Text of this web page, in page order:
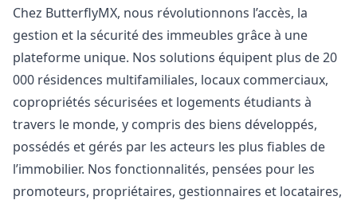
Chez ButterflyMX, nous révolutionnons l’accès, la
gestion et la sécurité des immeubles grâce à une
plateforme unique. Nos solutions équipent plus de 20
000 résidences multifamiliales, locaux commerciaux,
copropriétés sécurisées et logements étudiants à
travers le monde, y compris des biens développés,
possédés et gérés par les acteurs les plus fiables de
l’immobilier. Nos fonctionnalités, pensées pour les
promoteurs, propriétaires, gestionnaires et locataires,